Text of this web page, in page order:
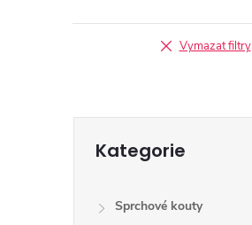
Vymazat filtry
kategorie
Kategorie
Sprchové kouty